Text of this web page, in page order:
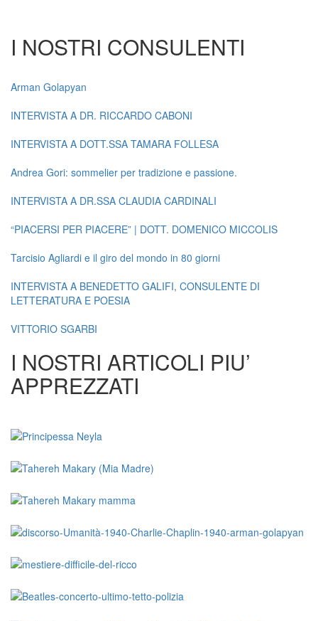
I NOSTRI CONSULENTI
Arman Golapyan
INTERVISTA A DR. RICCARDO CABONI
INTERVISTA A DOTT.SSA TAMARA FOLLESA
Andrea Gori: sommelier per tradizione e passione.
INTERVISTA A DR.SSA CLAUDIA CARDINALI
“PIACERSI PER PIACERE” | DOTT. DOMENICO MICCOLIS
Tarcisio Agliardi e il giro del mondo in 80 giorni
INTERVISTA A BENEDETTO GALIFI, CONSULENTE DI
LETTERATURA E POESIA
VITTORIO SGARBI
I NOSTRI ARTICOLI PIU’
APPREZZATI